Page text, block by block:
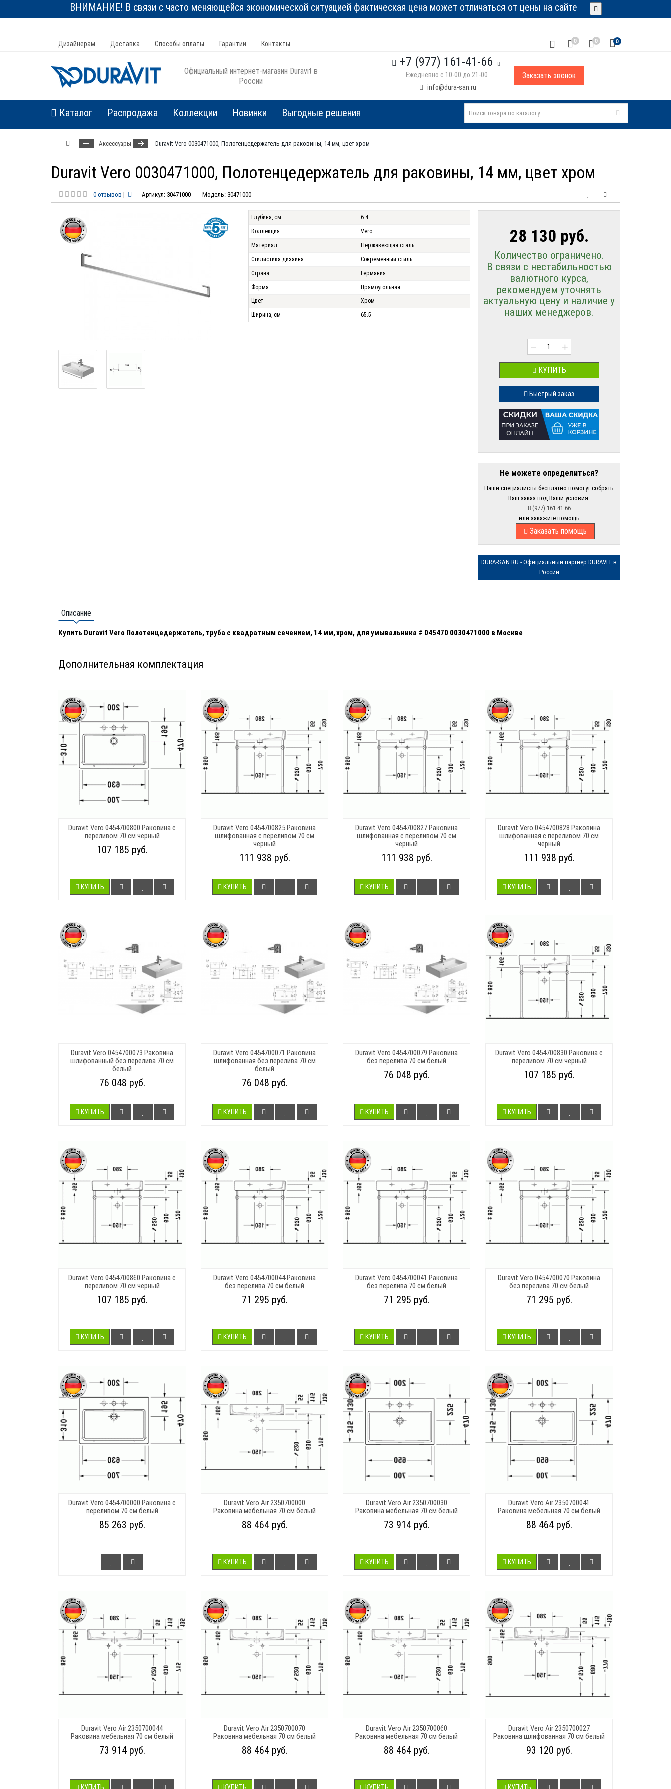
ВНИМАНИЕ! В связи с часто меняющейся экономической ситуацией фактическая цена может отличаться от цены на сайте
Дизайнерам Доставка Способы оплаты Гарантии Контакты 0 0 0
Официальный интернет-магазин Duravit в
России
+7 (977) 161-41-66
Ежедневно с 10-00 до 21-00
info@dura-san.ru
Заказать звонок
Каталог Распродажа Коллекции Новинки Выгодные решения
Аксессуары Duravit Vero 0030471000, Полотенцедержатель для раковины, 14 мм, цвет хром
Duravit Vero 0030471000, Полотенцедержатель для раковины, 14 мм, цвет хром
0 отзывов | Артикул: 30471000 Модель: 30471000
Глубина, см
6.4
Коллекция
Vero
Материал
Нержавеющая сталь
Стилистика дизайна
Современный стиль
Страна
Германия
Форма
Прямоугольная
Цвет
Хром
Ширина, см
65.5
28 130 руб.
Количество ограничено.
В связи с нестабильностью
валютного курса,
рекомендуем уточнять
актуальную цену и наличие у
наших менеджеров.
− +
КУПИТЬ
Быстрый заказ
Не можете определиться?
Наши специалисты бесплатно помогут собрать
Ваш заказ под Ваши условия.
8 (977) 161 41 66
или закажите помощь
Заказать помощь
DURA-SAN.RU - Официальный партнер DURAVIT в
России
Описание
Купить Duravit Vero Полотенцедержатель, труба с квадратным сечением, 14 мм, хром, для умывальника # 045470 0030471000 в Москве
Дополнительная комплектация
Duravit Vero 0454700800 Раковина с
переливом 70 см черный
107 185 руб.
КУПИТЬ
Duravit Vero 0454700825 Раковина
шлифованная с переливом 70 см
черный
111 938 руб.
КУПИТЬ
Duravit Vero 0454700827 Раковина
шлифованная с переливом 70 см
черный
111 938 руб.
КУПИТЬ
Duravit Vero 0454700828 Раковина
шлифованная с переливом 70 см
черный
111 938 руб.
КУПИТЬ
Duravit Vero 0454700073 Раковина
шлифованный без перелива 70 см
белый
76 048 руб.
КУПИТЬ
Duravit Vero 0454700071 Раковина
шлифованная без перелива 70 см
белый
76 048 руб.
КУПИТЬ
Duravit Vero 0454700079 Раковина
без перелива 70 см белый
76 048 руб.
КУПИТЬ
Duravit Vero 0454700830 Раковина с
переливом 70 см черный
107 185 руб.
КУПИТЬ
Duravit Vero 0454700860 Раковина с
переливом 70 см черный
107 185 руб.
КУПИТЬ
Duravit Vero 0454700044 Раковина
без перелива 70 см белый
71 295 руб.
КУПИТЬ
Duravit Vero 0454700041 Раковина
без перелива 70 см белый
71 295 руб.
КУПИТЬ
Duravit Vero 0454700070 Раковина
без перелива 70 см белый
71 295 руб.
КУПИТЬ
Duravit Vero 0454700000 Раковина с
переливом 70 см белый
85 263 руб.
Duravit Vero Air 2350700000
Раковина мебельная 70 см белый
88 464 руб.
КУПИТЬ
Duravit Vero Air 2350700030
Раковина мебельная 70 см белый
73 914 руб.
КУПИТЬ
Duravit Vero Air 2350700041
Раковина мебельная 70 см белый
88 464 руб.
КУПИТЬ
Duravit Vero Air 2350700044
Раковина мебельная 70 см белый
73 914 руб.
КУПИТЬ
Duravit Vero Air 2350700070
Раковина мебельная 70 см белый
88 464 руб.
КУПИТЬ
Duravit Vero Air 2350700060
Раковина мебельная 70 см белый
88 464 руб.
КУПИТЬ
Duravit Vero Air 2350700027
Раковина шлифованная 70 см белый
93 120 руб.
КУПИТЬ